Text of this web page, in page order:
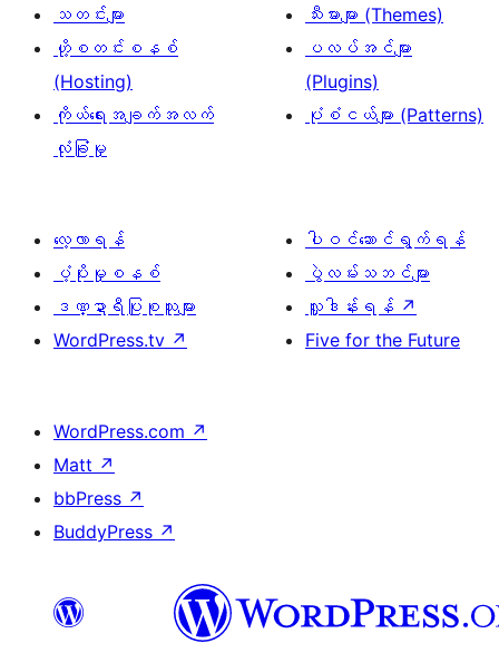
သတင်းများ
ဟို့စတင်းစနစ်
(Hosting)
ကိုယ်ရေးအချက်အလက်
လုံခြုံမှု
သီးမားများ (Themes)
ပလပ်အင်များ
(Plugins)
ပုံစံငယ်များ (Patterns)
လေ့လာရန်
ပံ့ပိုးမှုစနစ်
ဒဏ္ဍာရီပြုစုသူများ
WordPress.tv ↗
ပါဝင်ဆောင်ရွက်ရန်
ပွဲလမ်းသဘင်များ
လှူဒါန်းရန် ↗
Five for the Future
WordPress.com ↗
Matt ↗
bbPress ↗
BuddyPress ↗